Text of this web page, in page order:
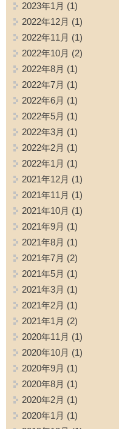
2023年1月 (1)
2022年12月 (1)
2022年11月 (1)
2022年10月 (2)
2022年8月 (1)
2022年7月 (1)
2022年6月 (1)
2022年5月 (1)
2022年3月 (1)
2022年2月 (1)
2022年1月 (1)
2021年12月 (1)
2021年11月 (1)
2021年10月 (1)
2021年9月 (1)
2021年8月 (1)
2021年7月 (2)
2021年5月 (1)
2021年3月 (1)
2021年2月 (1)
2021年1月 (2)
2020年11月 (1)
2020年10月 (1)
2020年9月 (1)
2020年8月 (1)
2020年2月 (1)
2020年1月 (1)